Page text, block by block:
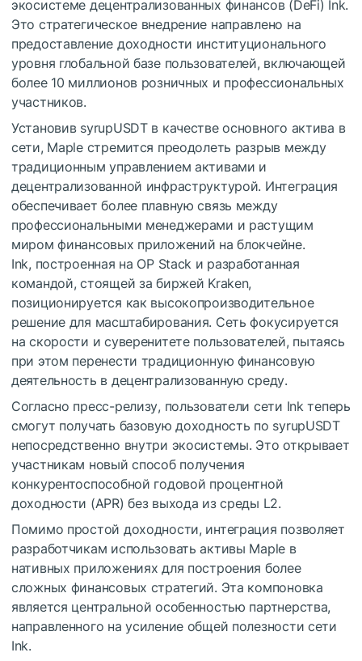
экосистеме децентрализованных финансов (DeFi) Ink.
Это стратегическое внедрение направлено на
предоставление доходности институционального
уровня глобальной базе пользователей, включающей
более 10 миллионов розничных и профессиональных
участников.
Установив syrupUSDT в качестве основного актива в
сети, Maple стремится преодолеть разрыв между
традиционным управлением активами и
децентрализованной инфраструктурой. Интеграция
обеспечивает более плавную связь между
профессиональными менеджерами и растущим
миром финансовых приложений на блокчейне.
Ink, построенная на OP Stack и разработанная
командой, стоящей за биржей Kraken,
позиционируется как высокопроизводительное
решение для масштабирования. Сеть фокусируется
на скорости и суверенитете пользователей, пытаясь
при этом перенести традиционную финансовую
деятельность в децентрализованную среду.
Согласно пресс-релизу, пользователи сети Ink теперь
смогут получать базовую доходность по syrupUSDT
непосредственно внутри экосистемы. Это открывает
участникам новый способ получения
конкурентоспособной годовой процентной
доходности (APR) без выхода из среды L2.
Помимо простой доходности, интеграция позволяет
разработчикам использовать активы Maple в
нативных приложениях для построения более
сложных финансовых стратегий. Эта компоновка
является центральной особенностью партнерства,
направленного на усиление общей полезности сети
Ink.